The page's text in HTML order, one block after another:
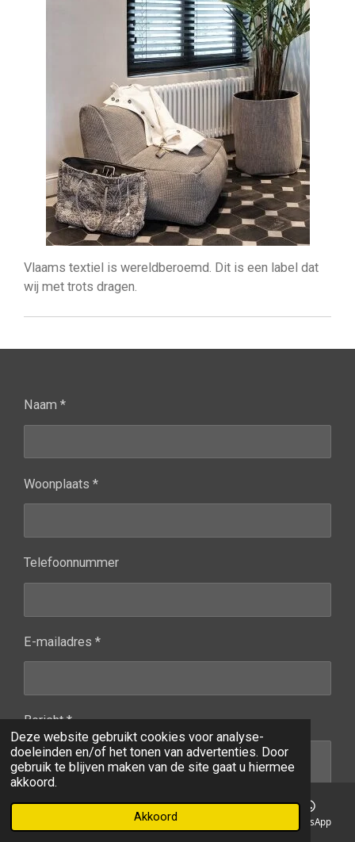
Deze website gebruikt cookies voor analyse-
doeleinden en/of het tonen van advertenties. Door
gebruik te blijven maken van de site gaat u hiermee
akkoord.
Akkoord
Vlaams textiel is wereldberoemd. Dit is een label dat
wij met trots dragen.
Naam *
Woonplaats *
Telefoonnummer
E-mailadres *
Bericht *
Telefoonnummer WhatsApp